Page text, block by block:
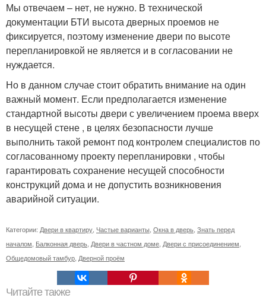
Мы отвечаем – нет, не нужно. В технической
документации БТИ высота дверных проемов не
фиксируется, поэтому изменение двери по высоте
перепланировкой не является и в согласовании не
нуждается.
Но в данном случае стоит обратить внимание на один
важный момент. Если предполагается изменение
стандартной высоты двери с увеличением проема вверх
в несущей стене , в целях безопасности лучше
выполнить такой ремонт под контролем специалистов по
согласованному проекту перепланировки , чтобы
гарантировать сохранение несущей способности
конструкций дома и не допустить возникновения
аварийной ситуации.
Категории: Двери в квартиру Частые варианты Окна в дверь Знать перед
началом Балконная дверь Двери в частном доме Двери с присоединением
Общедомовый тамбур Дверной проём
Читайте также